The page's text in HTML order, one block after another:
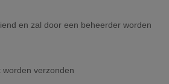
en zal door een beheerder worden
worden verzonden